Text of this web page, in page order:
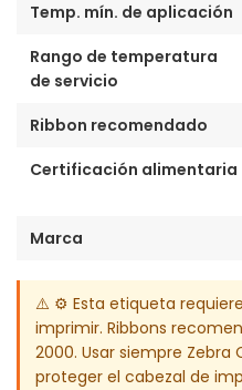
Temp. mín. de aplicación
Rango de temperatura
de servicio
Ribbon recomendado
Certificación alimentaria
Marca
⚠️ ⚙️ Esta etiqueta
imprimir. Ribbons
2000. Usar siempre Zebra
proteger el cabezal de